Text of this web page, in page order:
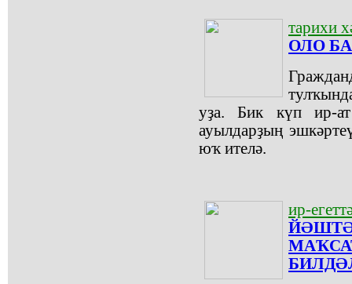
тарихи
ОЛО
уҙа. Бик күп ир-ат
ауылдарҙың
юҡ ителә.
ир-